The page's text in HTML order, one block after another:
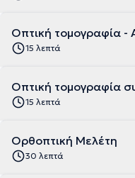
Οπτική τομογραφία -
15 λεπτά
Οπτική τομογραφία
15 λεπτά
Ορθοπτική Μελέτη
30 λεπτά